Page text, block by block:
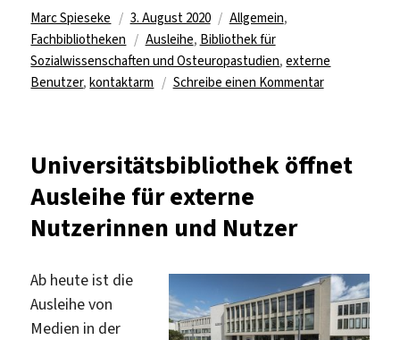
Autor
Marc Spieseke
Veröffentlicht
am
3. August 2020 Kategorien
Allgemein,
Fachbibliotheken
Schlagwörter
Ausleihe, Bibliothek für
Sozialwissenschaften und Osteuropastudien,externe
Benutzer,kontaktarm Schreibe einen Kommentarzu
und
externe
Nutzer*innen
geöffnet
Universitätsbibliothek öffnet
Ausleihe für externe
Nutzerinnen und Nutzer
Ab heute ist die
Ausleihe von
Medien in der